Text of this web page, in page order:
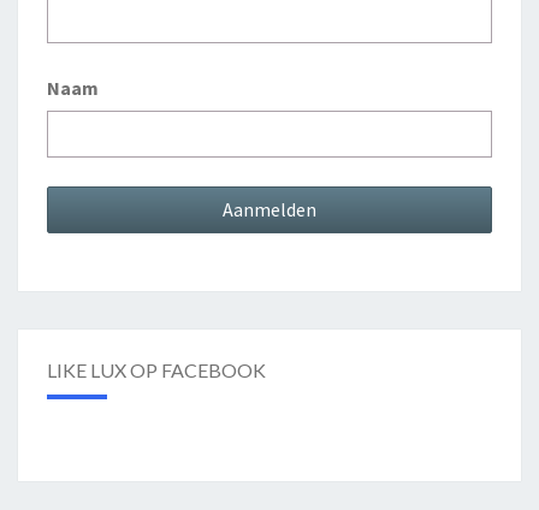
Naam
LIKE LUX OP FACEBOOK